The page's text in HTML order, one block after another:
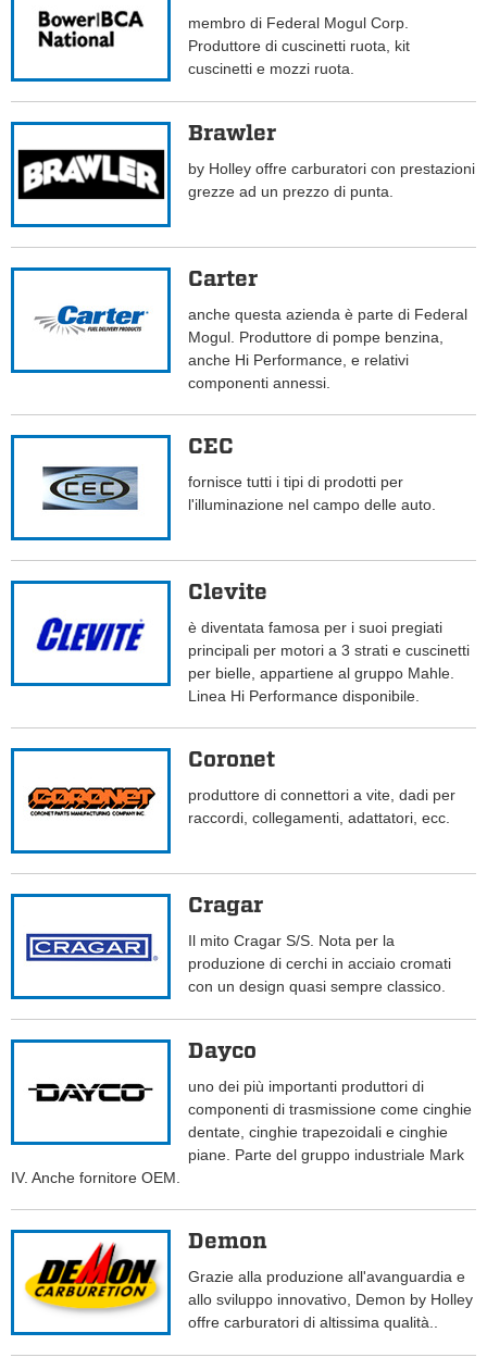
membro di Federal Mogul Corp.
Produttore di cuscinetti ruota, kit
cuscinetti e mozzi ruota.
Brawler
by Holley offre carburatori con prestazioni
grezze ad un prezzo di punta.
Carter
anche questa azienda è parte di Federal
Mogul. Produttore di pompe benzina,
anche Hi Performance, e relativi
componenti annessi.
CEC
fornisce tutti i tipi di prodotti per
l'illuminazione nel campo delle auto.
Clevite
è diventata famosa per i suoi pregiati
principali per motori a 3 strati e cuscinetti
per bielle, appartiene al gruppo Mahle.
Linea Hi Performance disponibile.
Coronet
produttore di connettori a vite, dadi per
raccordi, collegamenti, adattatori, ecc.
Cragar
Il mito Cragar S/S. Nota per la
produzione di cerchi in acciaio cromati
con un design quasi sempre classico.
Dayco
uno dei più importanti produttori di
componenti di trasmissione come cinghie
dentate, cinghie trapezoidali e cinghie
piane. Parte del gruppo industriale Mark
IV. Anche fornitore OEM.
Demon
Grazie alla produzione all'avanguardia e
allo sviluppo innovativo, Demon by Holley
offre carburatori di altissima qualità..